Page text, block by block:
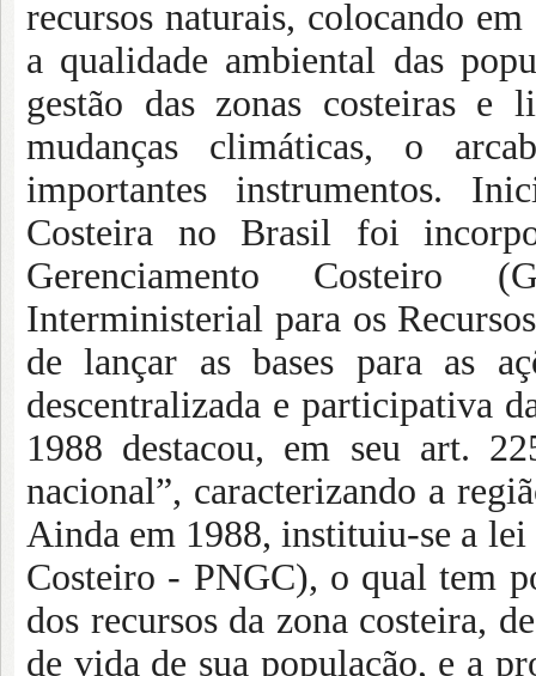
recursos naturais, colocando
a qualidade ambiental das
gestão das zonas costeiras e
mudanças climáticas, o
importantes instrumentos.
Costeira no Brasil foi
Gerenciamento Costeiro
Interministerial para os
de lançar as bases para as
descentralizada e participativa
1988 destacou, em seu art.
nacional”, caracterizando a
Ainda em 1988, instituiu-se a lei
Costeiro - PNGC), o qual tem
dos recursos da zona costeira,
de vida de sua população, e a